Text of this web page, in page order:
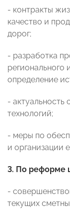
- контракты
качество и
дорог;
- разработка
регионального
определение
- актуальность
технологий;
- меры по
и организации
3. По реформе
-
текущих